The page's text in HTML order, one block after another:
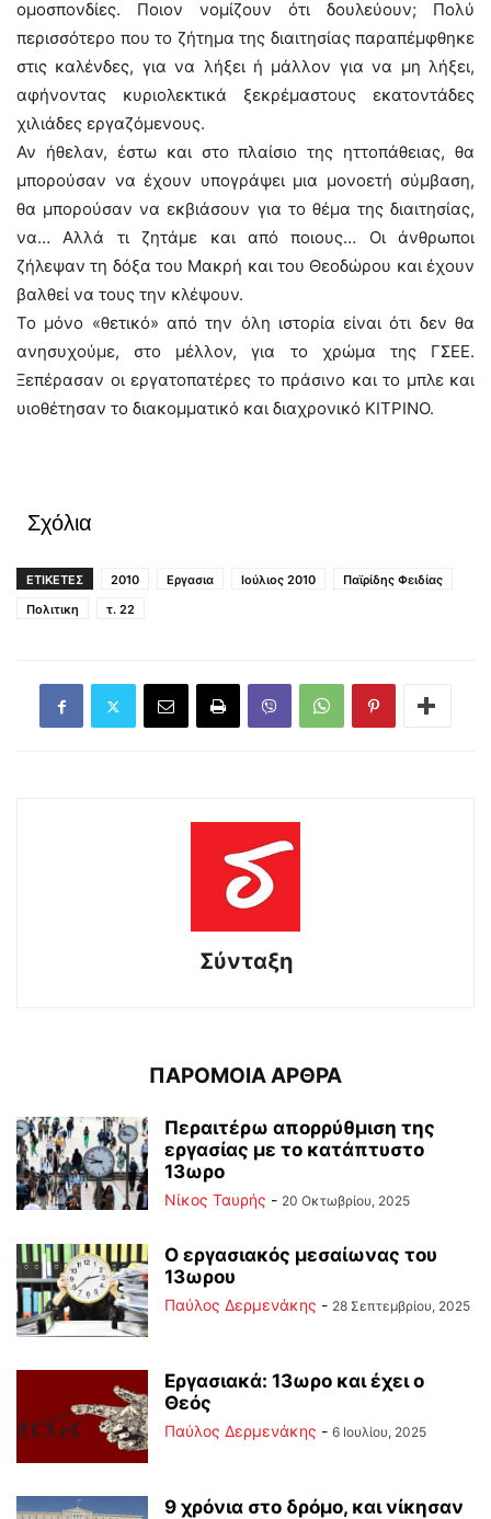
ομοσπονδίες. Ποιον νομίζουν ότι δουλεύουν; Πολύ
περισσότερο που το ζήτημα της διαιτησίας παραπέμφθηκε
στις καλένδες, για να λήξει ή μάλλον για να μη λήξει,
αφήνοντας κυριολεκτικά ξεκρέμαστους εκατοντάδες
χιλιάδες εργαζόμενους.
Αν ήθελαν, έστω και στο πλαίσιο της ηττοπάθειας, θα
μπορούσαν να έχουν υπογράψει μια μονοετή σύμβαση,
θα μπορούσαν να εκβιάσουν για το θέμα της διαιτησίας,
να… Αλλά τι ζητάμε και από ποιους… Οι άνθρωποι
ζήλεψαν τη δόξα του Μακρή και του Θεοδώρου και έχουν
βαλθεί να τους την κλέψουν.
Το μόνο «θετικό» από την όλη ιστορία είναι ότι δεν θα
ανησυχούμε, στο μέλλον, για το χρώμα της ΓΣΕΕ.
Ξεπέρασαν οι εργατοπατέρες το πράσινο και το μπλε και
υιοθέτησαν το διακομματικό και διαχρονικό ΚΙΤΡΙΝΟ.
Σχόλια
ΕΤΙΚΕΤΕΣ 2010 Εργασια Ιούλιος 2010
Παϊρίδης Φειδίας
Πολιτικη
τ. 22
Σύνταξη
ΠΑΡΟΜΟΙΑ ΑΡΘΡΑ
Περαιτέρω απορρύθμιση της
εργασίας με το κατάπτυστο
13ωρο
Νίκος Ταυρής - 20 Οκτωβρίου, 2025
Ο εργασιακός μεσαίωνας του
13ωρου
Παύλος Δερμενάκης - 28 Σεπτεμβρίου, 2025
Εργασιακά: 13ωρο και έχει ο
Θεός
Παύλος Δερμενάκης - 6 Ιουλίου, 2025
9 χρόνια στο δρόμο, και νίκησαν